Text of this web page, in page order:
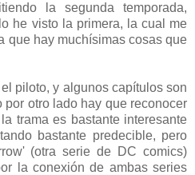
la segunda temporada,
he visto la primera, la cual me
que hay muchísimas cosas que
piloto, y algunos capítulos son
otro lado hay que reconocer
trama es bastante interesante
bastante predecible, pero
(otra serie de DC comics)
la conexión de ambas series